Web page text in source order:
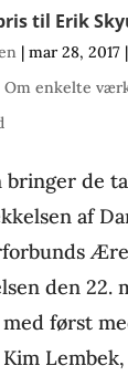
til Erik
| mar 28, 2017|
Om enkelte
bringer de
af
den 22.
først